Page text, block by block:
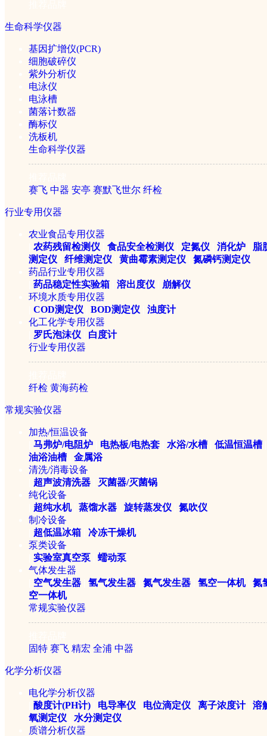
生命科学仪器
基因扩增仪(PCR)
细胞破碎仪
紫外分析仪
电泳仪
电泳槽
菌落计数器
酶标仪
洗板机
生命科学仪器
赛飞 中器 安亭 赛默飞世尔 纤检
行业专用仪器
农业食品专用仪器
农药残留检测仪 食品安全检测仪 定氮仪 消化炉
脂
测定仪
纤维测定仪 黄曲霉素测定仪
氮磷钙测定仪
药品行业专用仪器
药品稳定性实验箱 溶出度仪
崩解仪
环境水质专用仪器
COD测定仪 BOD测定仪
浊度计
化工化学专用仪器
罗氏泡沫仪
白度计
行业专用仪器
纤检 黄海药检
常规实验仪器
加热/恒温设备
马弗炉/电阻炉 电热板/电热套 水浴/水槽 低温恒温槽
油浴油槽
金属浴
清洗/消毒设备
超声波清洗器
灭菌器/灭菌锅
纯化设备
超纯水机 蒸馏水器 旋转蒸发仪
氮吹仪
制冷设备
超低温冰箱
冷冻干燥机
泵类设备
实验室真空泵
蠕动泵
气体发生器
空气发生器 氢气发生器 氮气发生器 氢空一体机
氮
空一体机
常规实验仪器
固特 赛飞 精宏 全浦 中器
化学分析仪器
电化学分析仪器
酸度计(PH计) 电导率仪 电位滴定仪 离子浓度计
溶
氧测定仪
水分测定仪
质谱分析仪器
美国BEACON T2毒素检
￥3000元
美国BEACON 玉米赤霉
美国BEACON 伏马毒素
￥3000元